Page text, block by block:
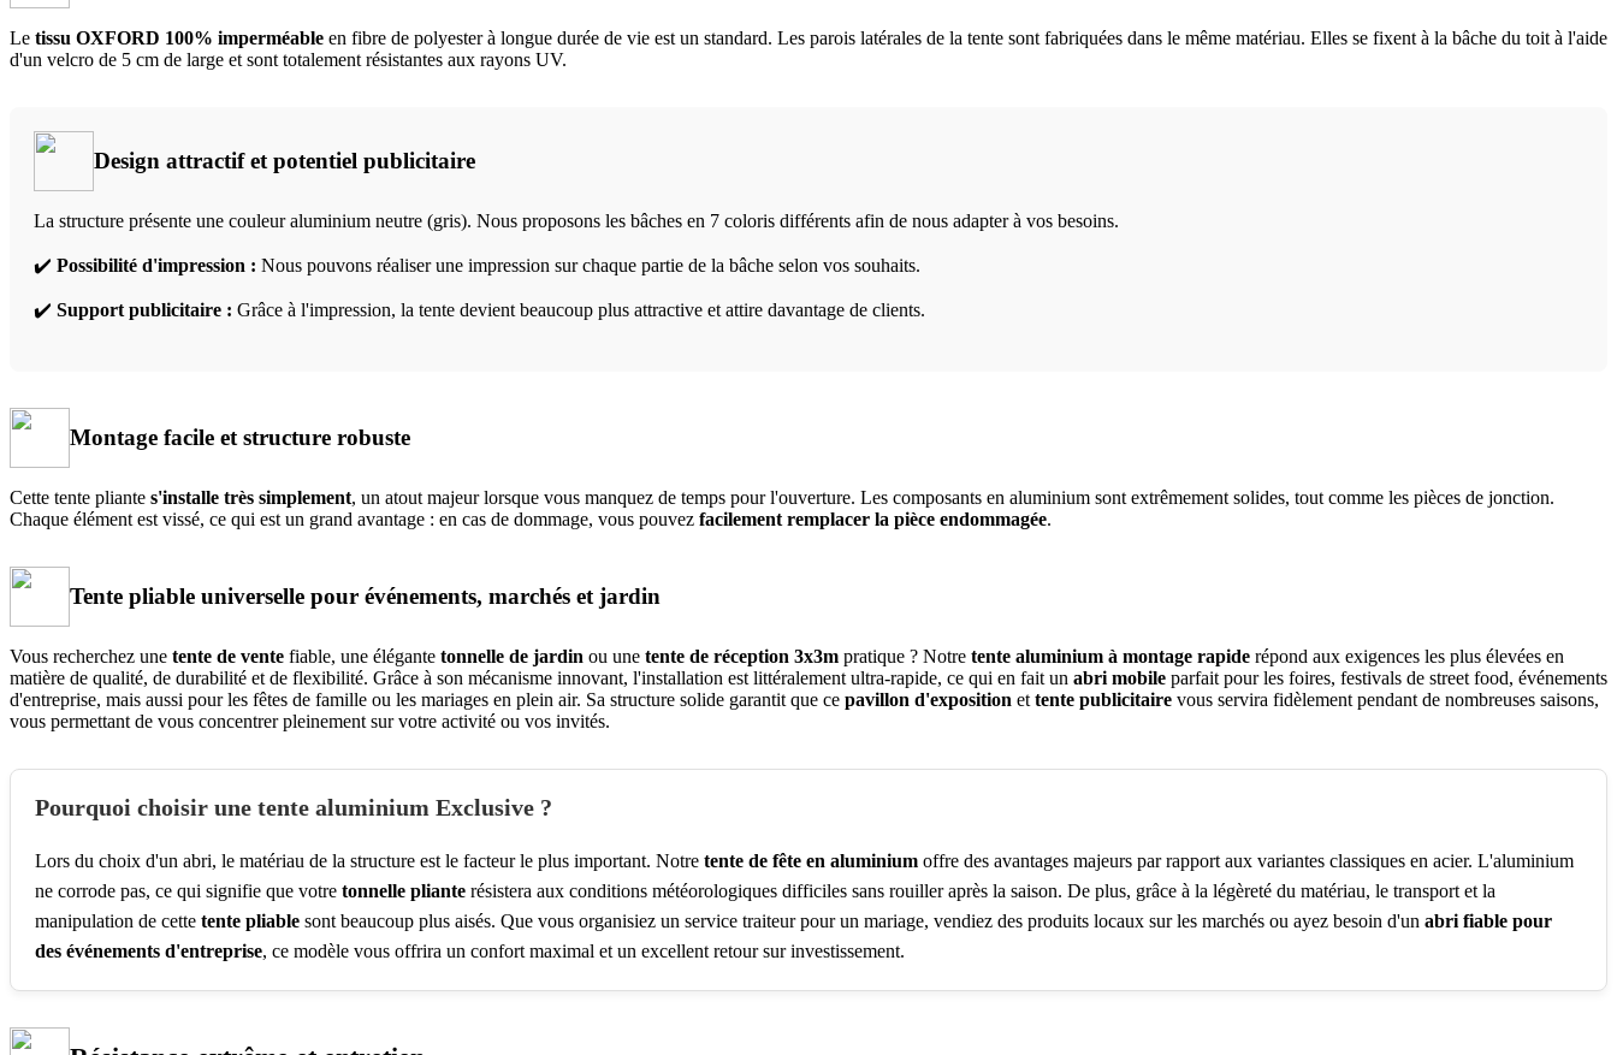
Le tissu OXFORD 100% imperméable en fibre de polyester à longue durée de vie est un standard. Les parois latérales de la tente sont fabriquées dans le même matériau. Elles se fixent à la bâche du toit à l'aide
d'un velcro de 5 cm de large et sont totalement résistantes aux rayons UV.
Design attractif et potentiel publicitaire
La structure présente une couleur aluminium neutre (gris). Nous proposons les bâches en 7 coloris différents afin de nous adapter à vos besoins.
✔️ Possibilité d'impression : Nous pouvons réaliser une impression sur chaque partie de la bâche selon vos souhaits.
✔️ Support publicitaire : Grâce à l'impression, la tente devient beaucoup plus attractive et attire davantage de clients.
Montage facile et structure robuste
Cette tente pliante s'installe très simplement, un atout majeur lorsque vous manquez de temps pour l'ouverture. Les composants en aluminium sont extrêmement solides, tout comme les pièces de jonction.
Chaque élément est vissé, ce qui est un grand avantage : en cas de dommage, vous pouvez facilement remplacer la pièce endommagée.
Tente pliable universelle pour événements, marchés et jardin
Vous recherchez une tente de vente fiable, une élégante tonnelle de jardin ou une tente de réception 3x3m pratique ? Notre tente aluminium à montage rapide répond aux exigences les plus élevées en
matière de qualité, de durabilité et de flexibilité. Grâce à son mécanisme innovant, l'installation est littéralement ultra-rapide, ce qui en fait un abri mobile parfait pour les foires, festivals de street food, événements
d'entreprise, mais aussi pour les fêtes de famille ou les mariages en plein air. Sa structure solide garantit que ce pavillon d'exposition et tente publicitaire vous servira fidèlement pendant de nombreuses saisons,
vous permettant de vous concentrer pleinement sur votre activité ou vos invités.
Pourquoi choisir une tente aluminium Exclusive ?
Lors du choix d'un abri, le matériau de la structure est le facteur le plus important. Notre tente de fête en aluminium offre des avantages majeurs par rapport aux variantes classiques en acier. L'aluminium
ne corrode pas, ce qui signifie que votre tonnelle pliante résistera aux conditions météorologiques difficiles sans rouiller après la saison. De plus, grâce à la légèreté du matériau, le transport et la
manipulation de cette tente pliable sont beaucoup plus aisés. Que vous organisiez un service traiteur pour un mariage, vendiez des produits locaux sur les marchés ou ayez besoin d'un abri fiable pour
des événements d'entreprise, ce modèle vous offrira un confort maximal et un excellent retour sur investissement.